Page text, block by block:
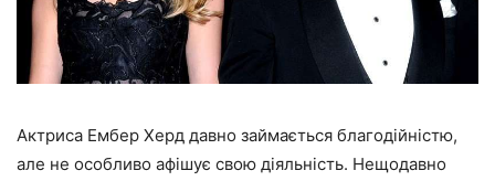
Актриса Ембер Херд давно займається благодійністю,
але не особливо афішує свою діяльність. Нещодавно